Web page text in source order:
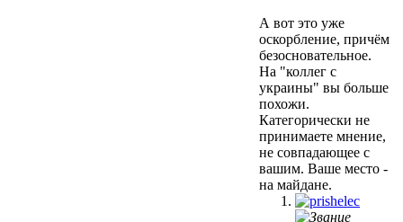
А вот это уже
оскорбление, причём
безосновательное.
На "коллег с
украины" вы больше
похожи.
Категорически не
принимаете мнение,
не совпадающее с
вашим. Ваше место -
на майдане.